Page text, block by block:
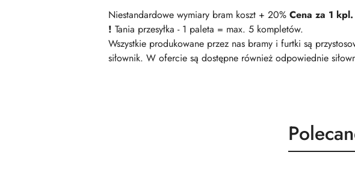
Niestandardowe wymiary bram koszt + 20% Cena za 1 kpl.
! Tania przesyłka - 1 paleta = max. 5 kompletów.
Wszystkie produkowane przez nas bramy i furtki są
siłownik. W ofercie są dostępne również odpowiednie
o